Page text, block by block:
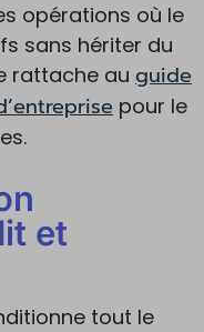
opérations où le
sans hériter du
rattache au guide
pour le
et
tout le